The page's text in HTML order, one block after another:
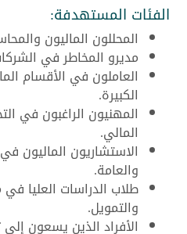
الفئات المستهدفة:
المحللون الماليون
مديرو المخاطر في
العاملون في الأقسام
الكبيرة.
المهنيون الراغبون في
المالي.
الاستشاريون الماليون
والعامة.
طلاب الدراسات العليا في
والتمويل.
الأفراد الذين يسعون